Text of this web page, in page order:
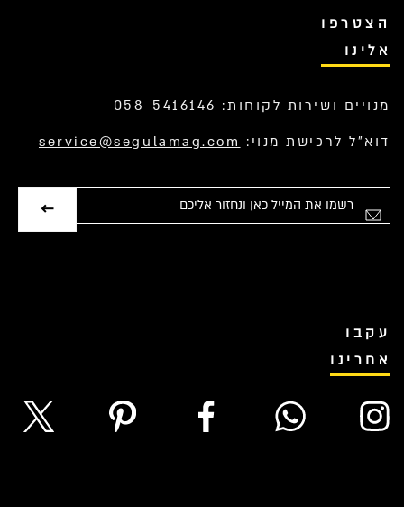
הצטרפו
אלינו
מנויים ושירות לקוחות: 058-5416146
דוא”ל לרכישת מנוי: service@segulamag.com
עקבו
אחרינו